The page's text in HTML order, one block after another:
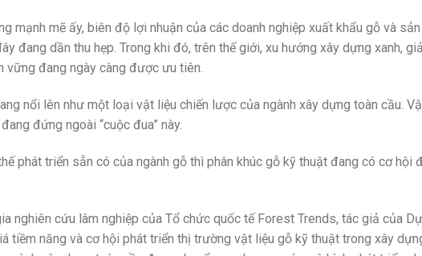
mạnh mẽ ấy, biên độ lợi nhuận của các doanh nghiệp xuất khẩu gỗ và sản
đang dần thu hẹp. Trong khi đó, trên thế giới, xu hướng xây dựng xanh,
vững đang ngày càng được ưu tiên.
nổi lên như một loại vật liệu chiến lược của ngành xây dựng toàn cầu.
đứng ngoài “cuộc đua” này.
phát triển sẵn có của ngành gỗ thì phân khúc gỗ kỹ thuật đang có cơ hội
nghiên cứu lâm nghiệp của Tổ chức quốc tế Forest Trends, tác giả của Dự
tiềm năng và cơ hội phát triển thị trường vật liệu gỗ kỹ thuật trong xây